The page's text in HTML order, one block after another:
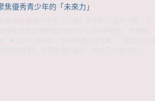
優秀青少年的「未來力」